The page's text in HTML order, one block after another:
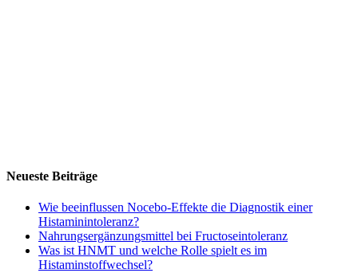
Neueste Beiträge
Wie beeinflussen Nocebo‑Effekte die Diagnostik einer
Histaminintoleranz?
Nahrungsergänzungsmittel bei Fructoseintoleranz
Was ist HNMT und welche Rolle spielt es im
Histaminstoffwechsel?